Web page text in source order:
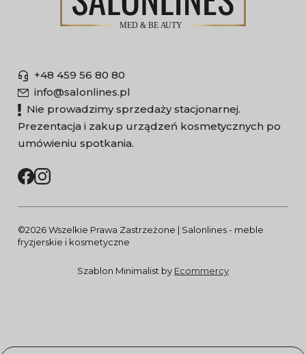
+48 459 56 80 80
info@salonlines.pl
Nie prowadzimy sprzedaży stacjonarnej.
Prezentacja i zakup urządzeń kosmetycznych po
umówieniu spotkania.
©2026 Wszelkie Prawa Zastrzeżone | Salonlines - meble
fryzjerskie i kosmetyczne
Szablon Minimalist by Ecommercy